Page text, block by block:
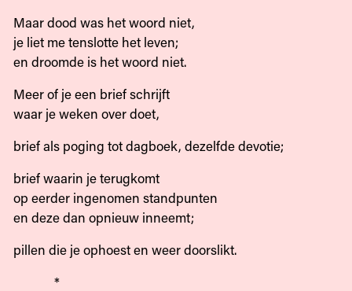
Maar dood was het woord niet,
je liet me tenslotte het leven;
en droomde is het woord niet.
Meer of je een brief schrijft
waar je weken over doet,
brief als poging tot dagboek, dezelfde devotie;
brief waarin je terugkomt
op eerder ingenomen standpunten
en deze dan opnieuw inneemt;
pillen die je ophoest en weer doorslikt.
*